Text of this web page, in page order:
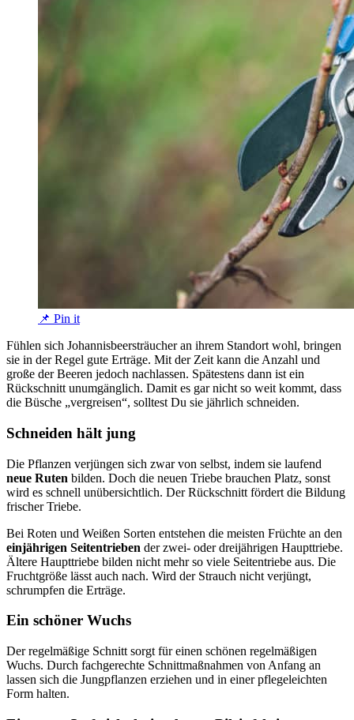
📌 Pin it
Fühlen sich Johannisbeersträucher an ihrem Standort wohl, bringen
sie in der Regel gute Erträge. Mit der Zeit kann die Anzahl und
große der Beeren jedoch nachlassen. Spätestens dann ist ein
Rückschnitt unumgänglich. Damit es gar nicht so weit kommt, dass
die Büsche „vergreisen“, solltest Du sie jährlich schneiden.
Schneiden hält jung
Die Pflanzen verjüngen sich zwar von selbst, indem sie laufend
neue Ruten bilden. Doch die neuen Triebe brauchen Platz, sonst
wird es schnell unübersichtlich. Der Rückschnitt fördert die Bildung
frischer Triebe.
Bei Roten und Weißen Sorten entstehen die meisten Früchte an den
einjährigen Seitentrieben der zwei- oder dreijährigen Haupttriebe.
Ältere Haupttriebe bilden nicht mehr so viele Seitentriebe aus. Die
Fruchtgröße lässt auch nach. Wird der Strauch nicht verjüngt,
schrumpfen die Erträge.
Ein schöner Wuchs
Der regelmäßige Schnitt sorgt für einen schönen regelmäßigen
Wuchs. Durch fachgerechte Schnittmaßnahmen von Anfang an
lassen sich die Jungpflanzen erziehen und in einer pflegeleichten
Form halten.